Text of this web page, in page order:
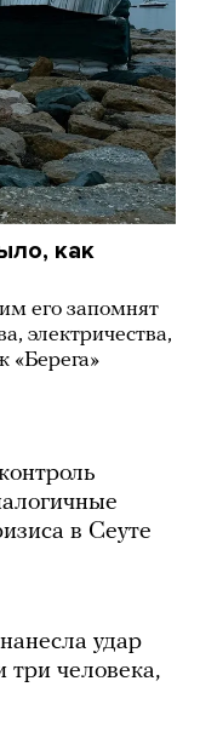
как
его запомнят
электричества,
«Берега»
в Сеуте
удар
три человека,